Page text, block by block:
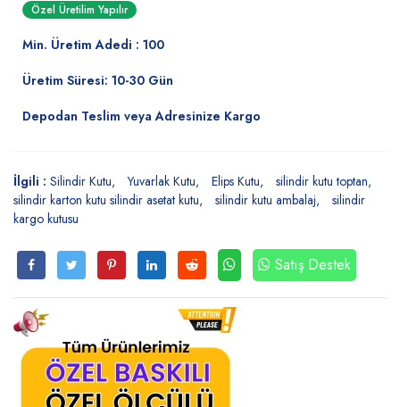
Özel Üretilim Yapılır
Min. Üretim Adedi : 100
Üretim Süresi: 10-30 Gün
Depodan Teslim veya Adresinize Kargo
İlgili : Silindir Kutu Yuvarlak Kutu Elips Kutu
silindir kutu toptan
silindir karton kutu silindir asetat kutu
silindir kutu ambalaj
silindir
kargo kutusu
Satış Destek